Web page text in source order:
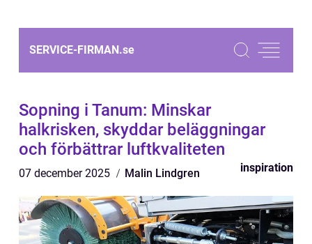
SERVICE-FIRMAN.se
Sopning i Tanum: Minskar
halkrisken, skyddar beläggningar
och förbättrar luftkvaliteten
07 december 2025 Malin Lindgren inspiration